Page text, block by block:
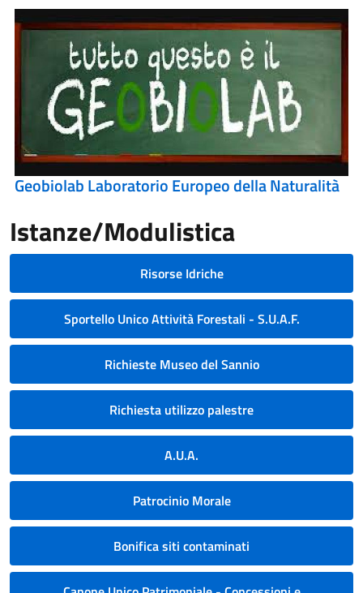
Geobiolab Laboratorio Europeo della Naturalità
Istanze/Modulistica
Risorse Idriche
Sportello Unico Attività Forestali - S.U.A.F.
Richieste Museo del Sannio
Richiesta utilizzo palestre
A.U.A.
Patrocinio Morale
Bonifica siti contaminati